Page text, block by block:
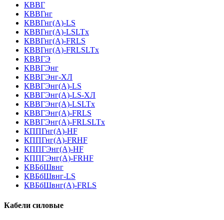
КВВГ
КВВГнг
КВВГнг(А)-LS
КВВГнг(А)-LSLTx
КВВГнг(А)-FRLS
КВВГнг(А)-FRLSLTx
КВВГЭ
КВВГЭнг
КВВГЭнг-ХЛ
КВВГЭнг(А)-LS
КВВГЭнг(А)-LS-ХЛ
КВВГЭнг(А)-LSLTx
КВВГЭнг(А)-FRLS
КВВГЭнг(А)-FRLSLTx
КППГнг(А)-HF
КППГнг(А)-FRHF
КППГЭнг(А)-HF
КППГЭнг(А)-FRHF
КВБбШвнг
КВБбШвнг-LS
КВБбШвнг(А)-FRLS
Кабели силовые